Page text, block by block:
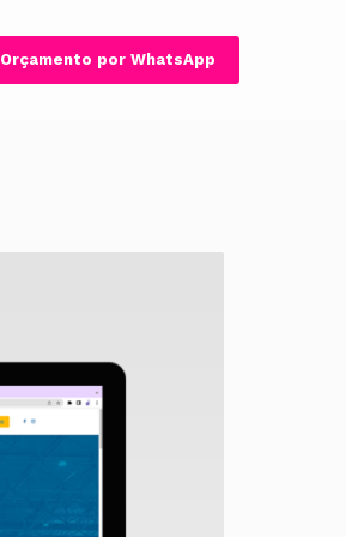
Orçamento por WhatsApp